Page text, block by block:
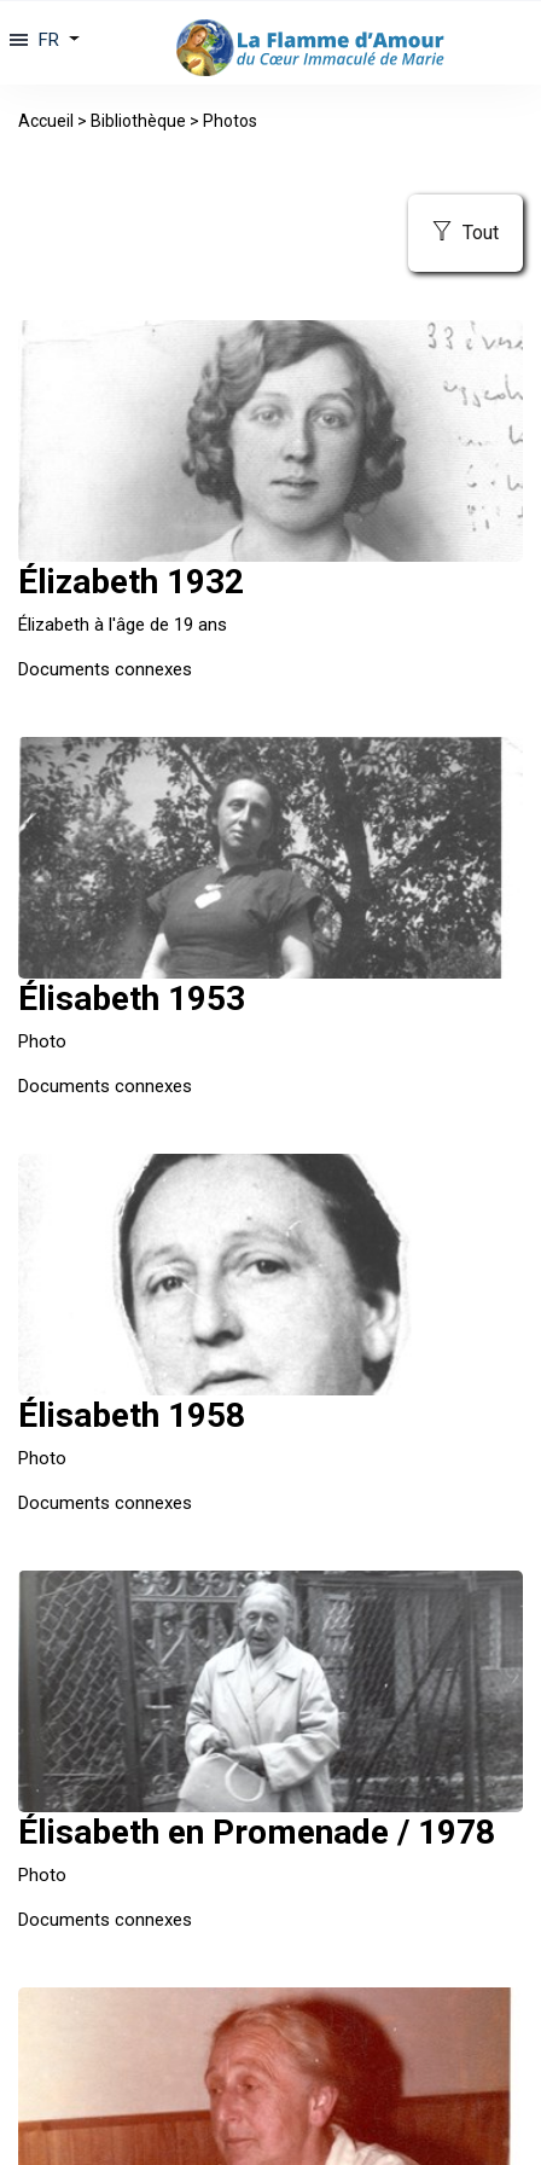
FR
Accueil > Bibliothèque > Photos
Tout
Élizabeth 1932
Élizabeth à l'âge de 19 ans
Documents connexes
Élisabeth 1953
Photo
Documents connexes
Élisabeth 1958
Photo
Documents connexes
Élisabeth en Promenade / 1978
Photo
Documents connexes